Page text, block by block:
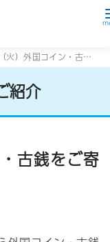
コイン・古銭をご寄付いただきました
紹介
古銭をご寄